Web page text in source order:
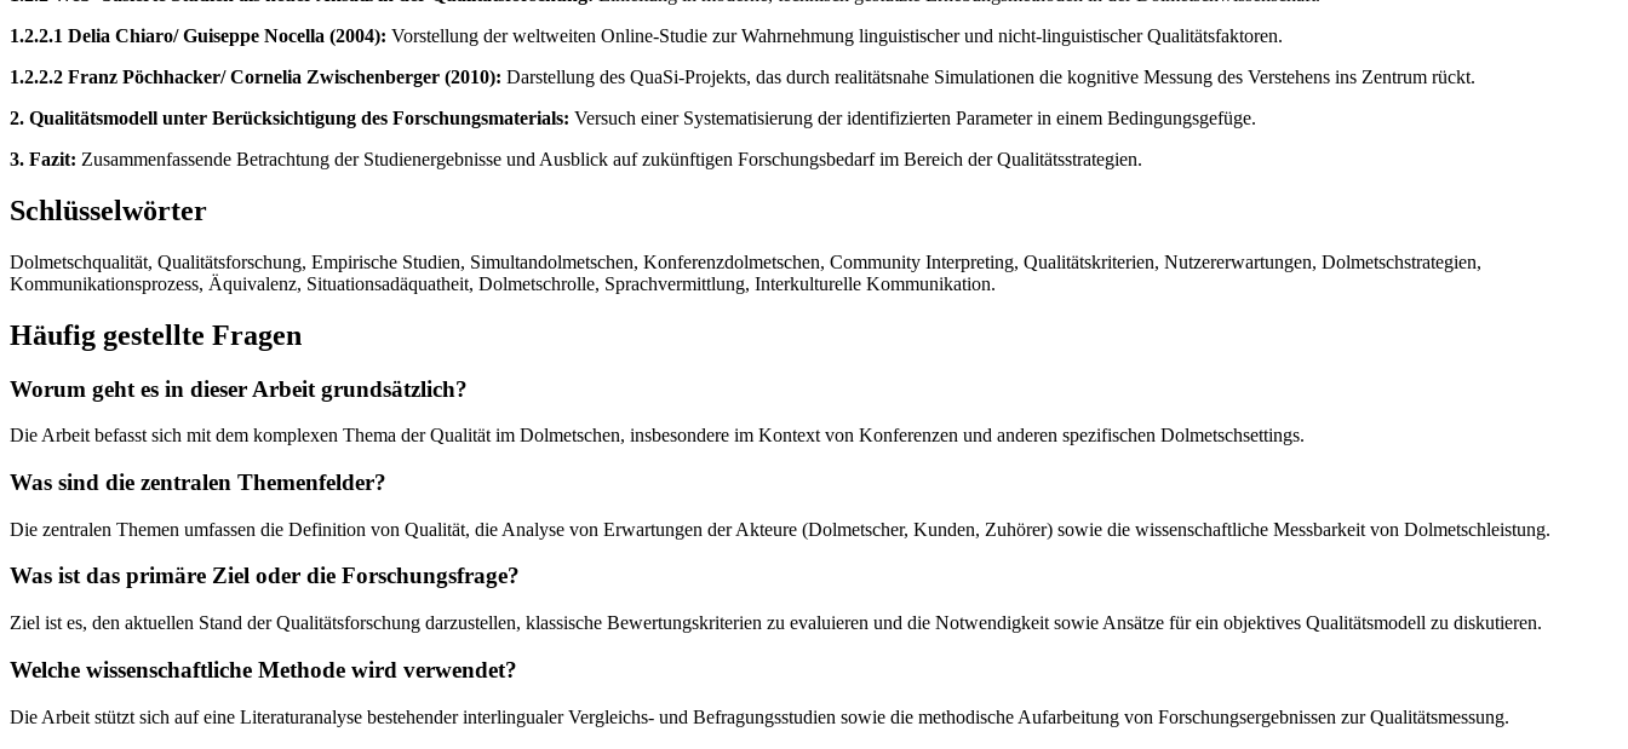
1.2.2.1 Delia Chiaro/ Guiseppe Nocella (2004): Vorstellung der weltweiten Online-Studie zur Wahrnehmung linguistischer und nicht-linguistischer Qualitätsfaktoren.
1.2.2.2 Franz Pöchhacker/ Cornelia Zwischenberger (2010): Darstellung des QuaSi-Projekts, das durch realitätsnahe Simulationen die kognitive Messung des Verstehens ins Zentrum rückt.
2. Qualitätsmodell unter Berücksichtigung des Forschungsmaterials: Versuch einer Systematisierung der identifizierten Parameter in einem Bedingungsgefüge.
3. Fazit: Zusammenfassende Betrachtung der Studienergebnisse und Ausblick auf zukünftigen Forschungsbedarf im Bereich der Qualitätsstrategien.
Schlüsselwörter
Dolmetschqualität, Qualitätsforschung, Empirische Studien, Simultandolmetschen, Konferenzdolmetschen, Community Interpreting, Qualitätskriterien, Nutzererwartungen, Dolmetschstrategien,
Kommunikationsprozess, Äquivalenz, Situationsadäquatheit, Dolmetschrolle, Sprachvermittlung, Interkulturelle Kommunikation.
Häufig gestellte Fragen
Worum geht es in dieser Arbeit grundsätzlich?
Die Arbeit befasst sich mit dem komplexen Thema der Qualität im Dolmetschen, insbesondere im Kontext von Konferenzen und anderen spezifischen Dolmetschsettings.
Was sind die zentralen Themenfelder?
Die zentralen Themen umfassen die Definition von Qualität, die Analyse von Erwartungen der Akteure (Dolmetscher, Kunden, Zuhörer) sowie die wissenschaftliche Messbarkeit von Dolmetschleistung.
Was ist das primäre Ziel oder die Forschungsfrage?
Ziel ist es, den aktuellen Stand der Qualitätsforschung darzustellen, klassische Bewertungskriterien zu evaluieren und die Notwendigkeit sowie Ansätze für ein objektives Qualitätsmodell zu diskutieren.
Welche wissenschaftliche Methode wird verwendet?
Die Arbeit stützt sich auf eine Literaturanalyse bestehender interlingualer Vergleichs- und Befragungsstudien sowie die methodische Aufarbeitung von Forschungsergebnissen zur Qualitätsmessung.